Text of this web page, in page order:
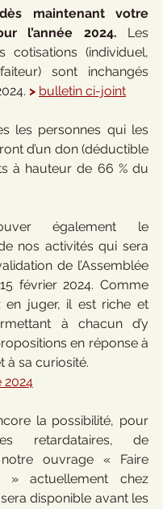
maintenant votre
l’année 2024. Les
cotisations (individuel,
sont inchangés
> bulletin ci-joint
les personnes qui les
d’un don (déductible
à hauteur de 66 % du
également le
nos activités qui sera
de l’Assemblée
février 2024. Comme
en juger, il est riche et
à chacun d’y
en réponse à
à sa curiosité.
2024
la possibilité, pour
retardataires, de
ouvrage « Faire
» actuellement chez
sera disponible avant les